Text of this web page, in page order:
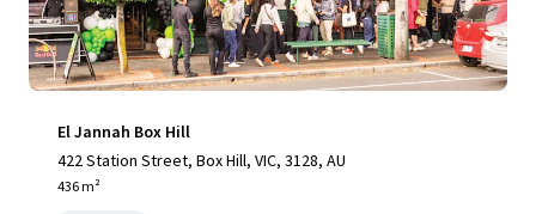
El Jannah Box Hill
422 Station Street, Box Hill, VIC, 3128, AU
436 m²